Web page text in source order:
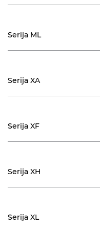
Serija ML
Serija XA
Serija XF
Serija XH
Serija XL